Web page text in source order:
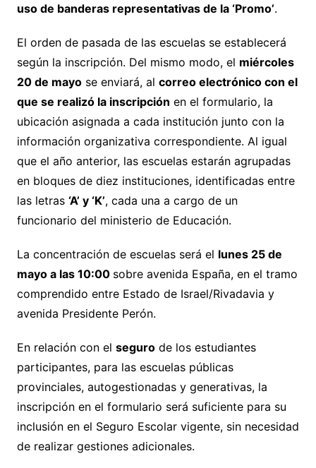
uso de banderas representativas de la ‘Promo’.
El orden de pasada de las escuelas se establecerá
según la inscripción. Del mismo modo, el miércoles
20 de mayose enviará, al correo electrónico con el
que se realizó la inscripción en el formulario, la
ubicación asignada a cada institución junto con la
información organizativa correspondiente. Al igual
que el año anterior, las escuelas estarán agrupadas
en bloques de diez instituciones, identificadas entre
las letras ‘A’ y ‘K’, cada una a cargo de un
funcionario del ministerio de Educación.
La concentración de escuelas será el lunes 25 de
mayo a las 10:00 sobre avenida España, en el tramo
comprendido entre Estado de Israel/Rivadavia y
avenida Presidente Perón.
En relación con el segurode los estudiantes
participantes, para las escuelas públicas
provinciales, autogestionadas y generativas, la
inscripción en el formulario será suficiente para su
inclusión en el Seguro Escolar vigente, sin necesidad
de realizar gestiones adicionales.